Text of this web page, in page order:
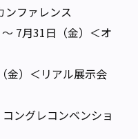
ンファレンス
7月31日（金）＜オ
金）＜リアル展示会
ングレコンベンショ